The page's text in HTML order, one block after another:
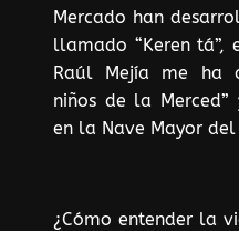
Mercado han
llamado “Keren
Raúl Mejía me ha
niños de la
en la Nave Mayor
¿Cómo entender la